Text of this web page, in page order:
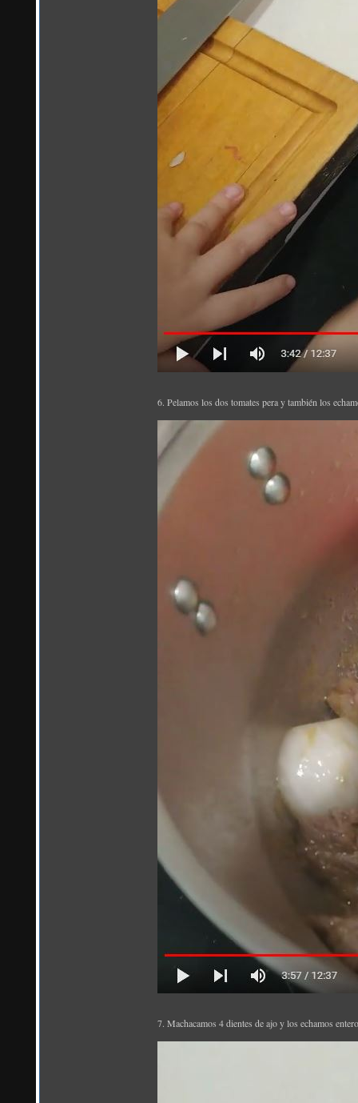
6. Pelamos los dos tomates pera y también los
7. Machacamos 4 dientes de ajo y los echamos